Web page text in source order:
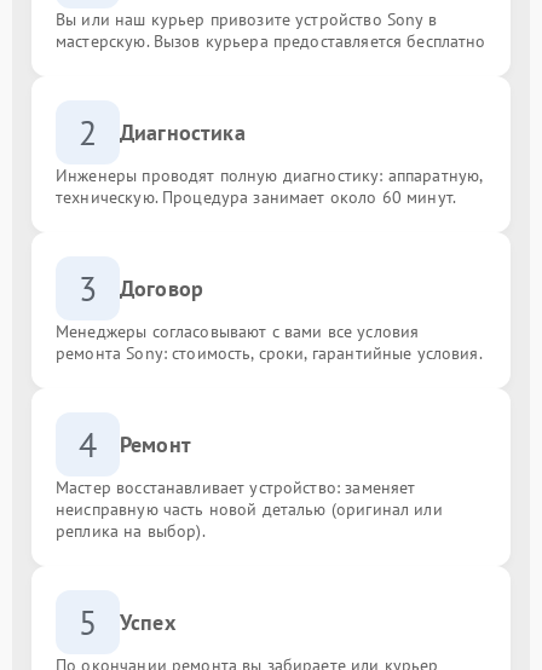
Вы или наш курьер привозите устройство Sony в
мастерскую. Вызов курьера предоставляется бесплатно
2 Диагностика
Инженеры проводят полную диагностику: аппаратную,
техническую. Процедура занимает около 60 минут.
3 Договор
Менеджеры согласовывают с вами все условия
ремонта Sony: стоимость, сроки, гарантийные условия.
4 Ремонт
Мастер восстанавливает устройство: заменяет
неисправную часть новой деталью (оригинал или
реплика на выбор).
5 Успех
По окончании ремонта вы забираете или курьер